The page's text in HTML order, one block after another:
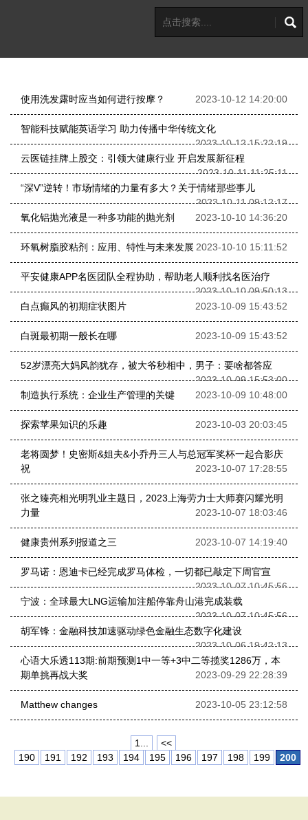
使用洗发露时应当如何进行按摩？ 2023-10-12 14:20:00
智能科技赋能英语学习 助力传播中华传统文化
2023-10-12 15:22:19
云医链挂牌上股交：引领大健康行业 开启发展新征程
2023-10-11 11:25:11
“深V”逆转！市场情绪的力量有多大？关于情绪那些事儿
2023-10-11 09:12:17
氧化铝抛光液是一种多功能的抛光剂
2023-10-10 14:36:20
环氧树脂胶粘剂：应用、特性与未来发展 2023-10-10 15:11:52
平安健康APP名医团队全程协助，帮助老人顺利找名医治疗
2023-10-10 09:50:13
白点癫风的初期症状图片
2023-10-09 15:43:52
白斑最初期一般长在哪 2023-10-09 15:43:52
52岁漂亮大妈风韵犹存，被大爷秒相中，男子：要啥都答应
2023-10-09 15:53:00
制造执行系统：企业生产管理的关键
2023-10-09 10:48:00
探索苹果知识的乐趣 2023-10-03 20:03:45
老将圆梦！史密斯&姐夫&小乔丹三人与总冠军奖杯一起合影庆
祝
2023-10-07 17:28:55
张之臻亮相光明乳业主题日，2023上海劳力士大师赛闪耀光明
力量
2023-10-07 18:03:46
健康贵州系列报道之三 2023-10-07 14:19:40
罗马诺：恩迪卡已经完成罗马体检，一切都已敲定下周官宣
2023-10-07 10:45:56
宁波：全球最大LNG运输加注船停靠舟山港完成装载
2023-10-07 10:45:56
胡军锋：金融科技加速驱动绿色金融生态数字化建设
2023-10-06 19:42:13
心语大乐透113期:前期预测1中一等+3中二等揽奖1286万，本
期单挑再战大奖
2023-09-29 22:28:39
Matthew changes 2023-10-05 23:12:58
1...
<<
190
191 192 193 194 195 196 197 198 199 200